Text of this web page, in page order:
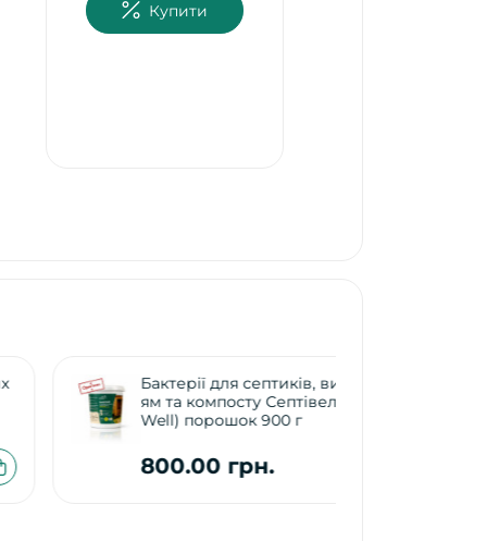
Купити
Бактерії для септиків, вигрібних
ям та компосту Септівел (Septi
Well) порошок 900 г
800.00 грн.